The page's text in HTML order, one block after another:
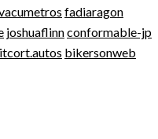
fadiaragon
joshuaflinnconformable-jp
itcort.autos bikersonweb